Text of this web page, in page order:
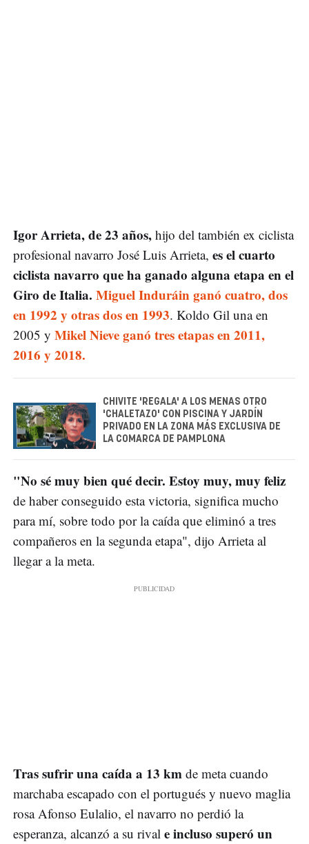
Igor Arrieta, de 23 años, hijo del también ex ciclista
profesional navarro José Luis Arrieta, es el cuarto
ciclista navarro que ha ganado alguna etapa en el
Giro de Italia. Miguel Induráin ganó cuatro, dos
en 1992 y otras dos en 1993. Koldo Gil una en
2005 y Mikel Nieve ganó tres etapas en 2011,
2016 y 2018.
CHIVITE 'REGALA' A LOS MENAS OTRO
'CHALETAZO' CON PISCINA Y JARDÍN
PRIVADO EN LA ZONA MÁS EXCLUSIVA DE
LA COMARCA DE PAMPLONA
"No sé muy bien qué decir. Estoy muy, muy feliz
de haber conseguido esta victoria, significa mucho
para mí, sobre todo por la caída que eliminó a tres
compañeros en la segunda etapa", dijo Arrieta al
llegar a la meta.
Tras sufrir una caída a 13 km de meta cuando
marchaba escapado con el portugués y nuevo maglia
rosa Afonso Eulalio, el navarro no perdió la
esperanza, alcanzó a su rival e incluso superó un